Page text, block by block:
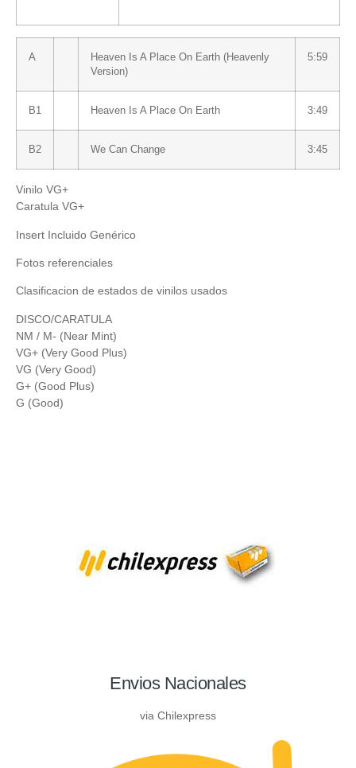
A
Heaven Is A Place On Earth (Heavenly
Version)
5:59
B1 Heaven Is A Place On Earth 3:49
B2 We Can Change 3:45
Vinilo VG+
Caratula VG+
Insert Incluido Genérico
Fotos referenciales
Clasificacion de estados de vinilos usados
DISCO/CARATULA
NM / M- (Near Mint)
VG+ (Very Good Plus)
VG (Very Good)
G+ (Good Plus)
G (Good)
Envios Nacionales
via Chilexpress